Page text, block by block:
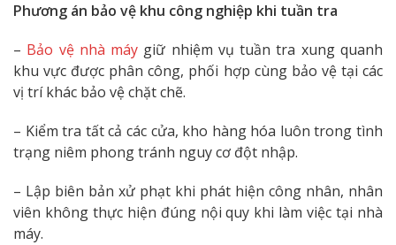
Phương án bảo vệ khu công nghiệp khi tuần tra
– Bảo vệ nhà máy giữ nhiệm vụ tuần tra xung quanh
khu vực được phân công, phối hợp cùng bảo vệ tại các
vị trí khác bảo vệ chặt chẽ.
– Kiểm tra tất cả các cửa, kho hàng hóa luôn trong tình
trạng niêm phong tránh nguy cơ đột nhập.
– Lập biên bản xử phạt khi phát hiện công nhân, nhân
viên không thực hiện đúng nội quy khi làm việc tại nhà
máy.